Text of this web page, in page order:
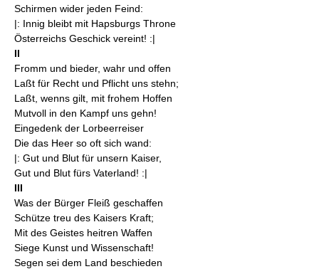
Schirmen wider jeden Feind:
|: Innig bleibt mit Hapsburgs Throne
Österreichs Geschick vereint! :|
II
Fromm und bieder, wahr und offen
Laßt für Recht und Pflicht uns stehn;
Laßt, wenns gilt, mit frohem Hoffen
Mutvoll in den Kampf uns gehn!
Eingedenk der Lorbeerreiser
Die das Heer so oft sich wand:
|: Gut und Blut für unsern Kaiser,
Gut und Blut fürs Vaterland! :|
III
Was der Bürger Fleiß geschaffen
Schütze treu des Kaisers Kraft;
Mit des Geistes heitren Waffen
Siege Kunst und Wissenschaft!
Segen sei dem Land beschieden